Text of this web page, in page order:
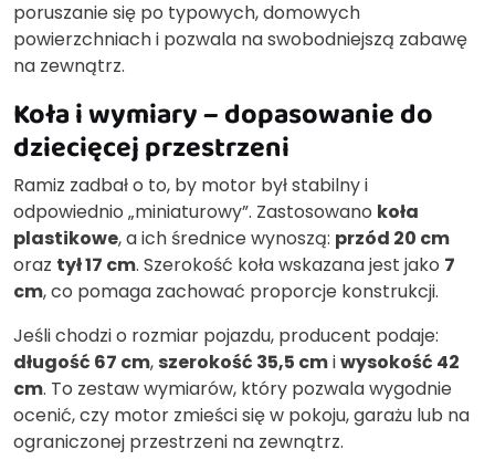
poruszanie się po typowych, domowych
powierzchniach i pozwala na swobodniejszą zabawę
na zewnątrz.
Koła i wymiary – dopasowanie do
dziecięcej przestrzeni
Ramiz zadbał o to, by motor był stabilny i
odpowiednio „miniaturowy”. Zastosowano koła
plastikowe, a ich średnice wynoszą: przód 20 cm
oraz tył 17 cm. Szerokość koła wskazana jest jako 7
cm, co pomaga zachować proporcje konstrukcji.
Jeśli chodzi o rozmiar pojazdu, producent podaje:
długość 67 cm, szerokość 35,5 cmiwysokość 42
cm. To zestaw wymiarów, który pozwala wygodnie
ocenić, czy motor zmieści się w pokoju, garażu lub na
ograniczonej przestrzeni na zewnątrz.